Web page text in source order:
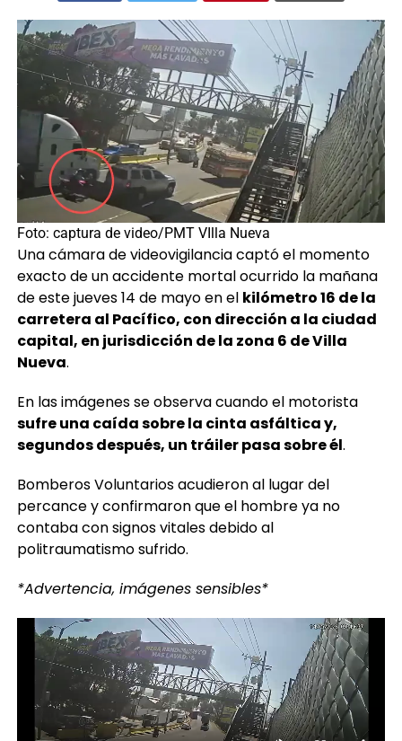
Foto: captura de video/PMT VIlla Nueva
Una cámara de videovigilancia captó el momento
exacto de un accidente mortal ocurrido la mañana
de este jueves 14 de mayo en elkilómetro 16 de la
carretera al Pacífico, con dirección a la ciudad
capital, en jurisdicción de la zona 6 de Villa
Nueva.
En las imágenes se observa cuando el motorista
sufre una caída sobre la cinta asfáltica y,
segundos después, un tráiler pasa sobre él.
Bomberos Voluntarios acudieron al lugar del
percance y confirmaron que el hombre ya no
contaba con signos vitales debido al
politraumatismo sufrido.
*Advertencia, imágenes sensibles*